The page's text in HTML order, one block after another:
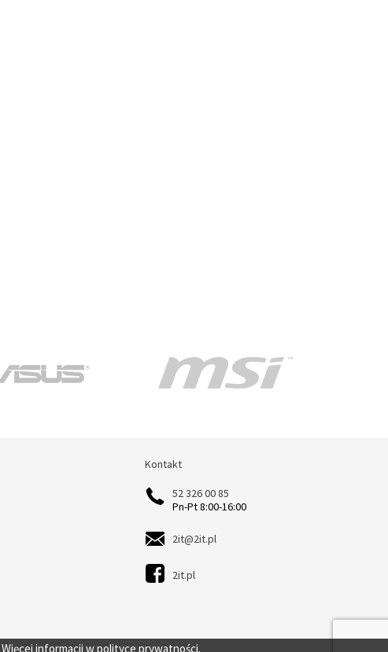
Kontakt
Kontakt
52 326 00 85
Pn-Pt 8:00-16:00
2it@2it.pl
2it.pl
informacji wpolityce prywatności.